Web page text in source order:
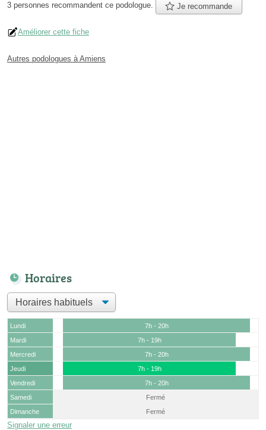
3 personnes recommandent ce podologue. Je recommande
Améliorer cette fiche
Autres podologues à Amiens
Horaires
Lundi
7h - 20h
Mardi
7h - 19h
Mercredi
7h - 20h
Jeudi
7h - 19h
Vendredi
7h - 20h
Samedi
Fermé
Dimanche
Fermé
Signaler une erreur